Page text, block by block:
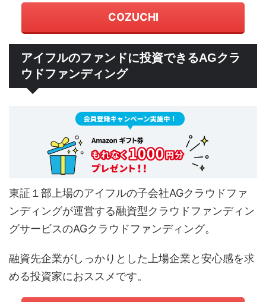
COZUCHI
アイフルのファンドに投資できるAGクラ
ウドファンディング
東証１部上場のアイフルの子会社AGクラウドファ
ンディングが運営する融資型クラウドファンディン
グサービスのAGクラウドファンディング。
融資先企業がしっかりとした上場企業と安心感を求
める投資家におススメです。